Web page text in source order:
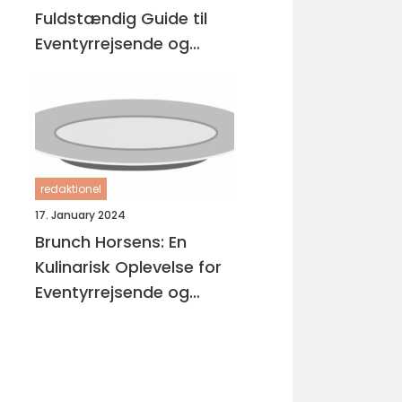
Fuldstændig Guide til
Eventyrrejsende og
redaktionel
17. January 2024
Brunch Horsens: En
Kulinarisk Oplevelse for
Eventyrrejsende og